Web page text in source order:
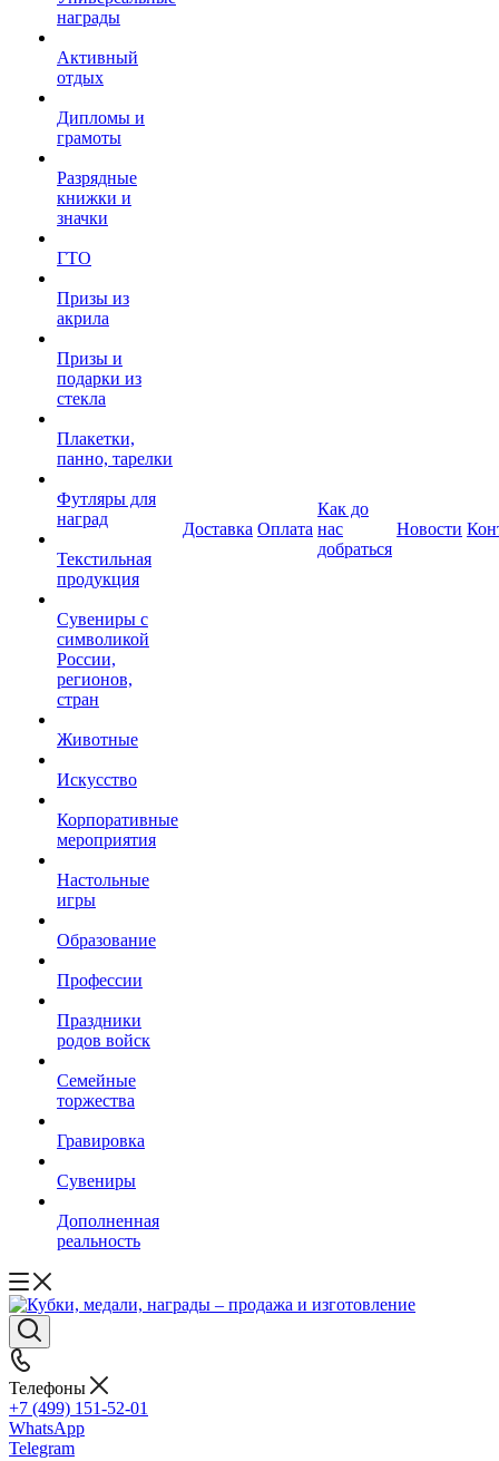
награды
Активный
отдых
Дипломы и
грамоты
Разрядные
книжки и
значки
ГТО
Призы из
акрила
Призы и
подарки из
стекла
Плакетки,
панно, тарелки
Футляры для
наград
Текстильная
продукция
Сувениры с
символикой
России,
регионов,
стран
Животные
Искусство
Корпоративные
мероприятия
Настольные
игры
Образование
Профессии
Праздники
родов войск
Семейные
торжества
Гравировка
Сувениры
Дополненная
реальность
Доставка Оплата
Как до
нас
добраться
Новости
Телефоны
+7 (499) 151-52-01
WhatsApp
Telegram